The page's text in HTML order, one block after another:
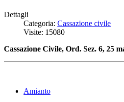
Dettagli
Categoria: Cassazione civile
Visite: 15080
Cassazione Civile, Ord. Sez. 6, 25
Amianto